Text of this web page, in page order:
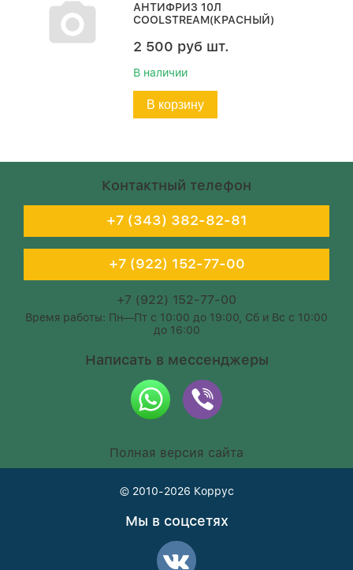
АНТИФРИЗ 10Л
COOLSTREAM(КРАСНЫЙ)
2 500 руб шт.
В наличии
В корзину
Контактный телефон
+7 (343) 382-82-81
+7 (922) 152-77-00
+7 (922) 152-77-00
Время работы: Пн—Пт с 10:00 до 19:00, Сб и Вс с 10:00
до 16:00
Написать в мессенджеры
Полная версия сайта
© 2010-2026 Коррус
Мы в соцсетях